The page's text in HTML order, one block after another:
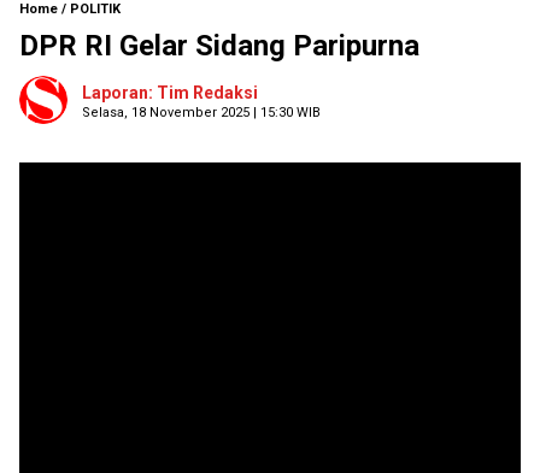
Home / POLITIK
DPR RI Gelar Sidang Paripurna
Laporan: Tim Redaksi
Selasa, 18 November 2025 | 15:30 WIB